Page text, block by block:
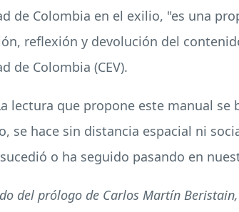
de Colombia en el exilio, "es una
reflexión y devolución del
de Colombia (CEV).
lectura que propone este manual
se hace sin distancia espacial ni
o ha seguido pasando en
del prólogo de Carlos Martín